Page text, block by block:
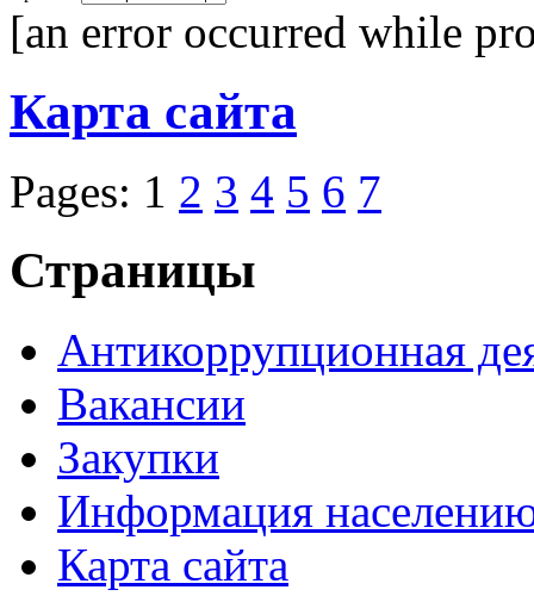
[an error occurred while
Карта сайта
Pages: 1 2 3 4 5 6 7
Страницы
Антикоррупционная
Вакансии
Закупки
Информация
Карта сайта